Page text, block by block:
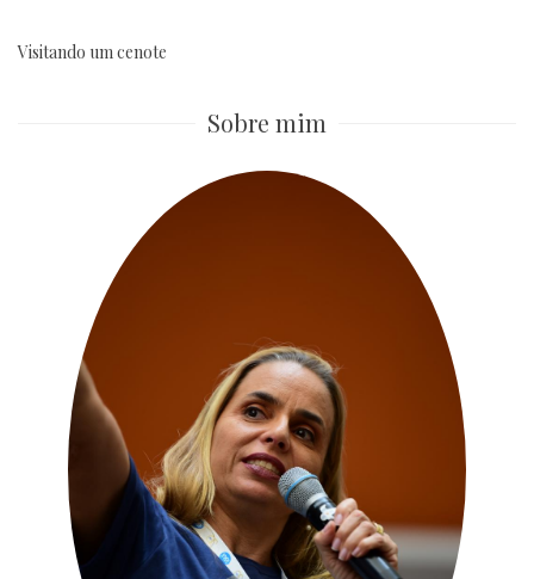
Visitando um cenote
Sobre mim